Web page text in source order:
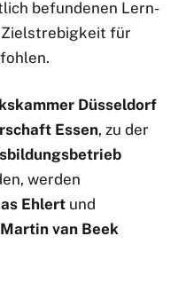
befundenen Lern-
Zielstrebigkeit für
Düsseldorf
Essen, zu der
werden
Ehlert und
van Beek